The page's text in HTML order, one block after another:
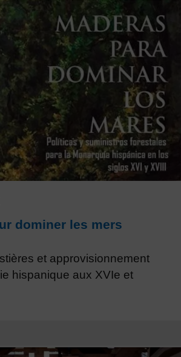
dominer les mers
et approvisionnement
hispanique aux XVIe et